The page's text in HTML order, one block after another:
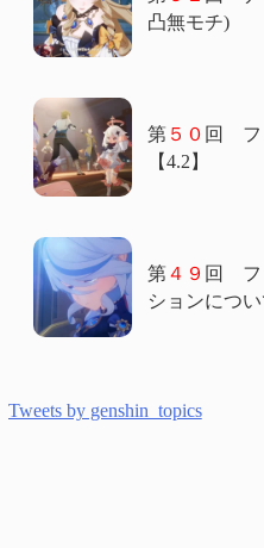
凸無モチ)
第５０ 回 フ
【4.2】
第４９ 回 フ
ションにつ
Tweets by genshin_topics